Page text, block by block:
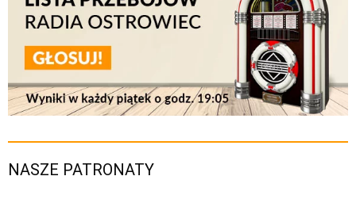
NASZE PATRONATY